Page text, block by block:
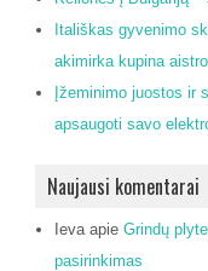
Itališkas gyvenimo
akimirka kupina
Įžeminimo juostos ir
apsaugoti savo
Naujausi komentarai
Ievaapie Grindų
pasirinkimas